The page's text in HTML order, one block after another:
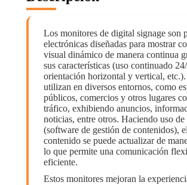
Los monitores de digital signage son
electrónicas diseñadas para mostrar
visual dinámico de manera continua
sus características (uso continuado
orientación horizontal y vertical, etc.).
utilizan en diversos entornos, como
públicos, comercios y otros lugares
tráfico, exhibiendo anuncios,
noticias, entre otros. Haciendo uso
(software de gestión de contenidos), el
contenido se puede actualizar de
lo que permite una comunicación
eficiente.
Estos monitores mejoran la